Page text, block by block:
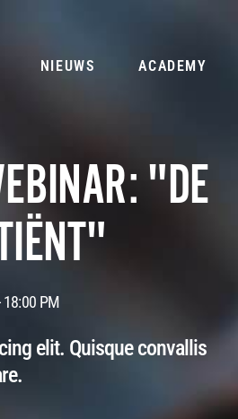
NIEUWS ACADEMY
"DE
18:00 PM
elit. Quisque convallis